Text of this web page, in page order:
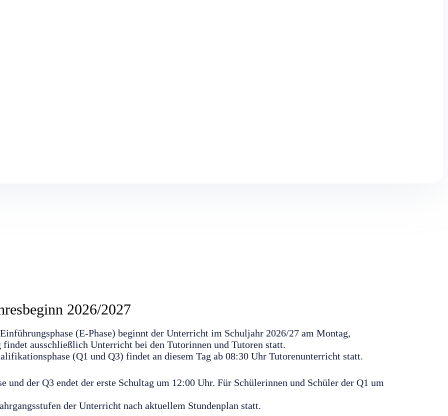
2026/2027
(E-Phase) beginnt der Unterricht im Schuljahr 2026/27 am Montag,
findet ausschließlich Unterricht bei den Tutorinnen und Tutoren statt.
(Q1 und Q3) findet an diesem Tag ab 08:30 Uhr Tutorenunterricht statt.
und der Q3 endet der erste Schultag um 12:00 Uhr. Für Schülerinnen und Schüler der Q1 um
der Unterricht nach aktuellem Stundenplan statt.